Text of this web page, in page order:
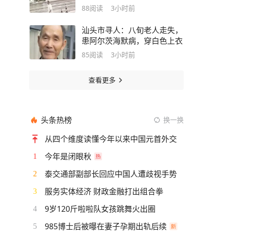
88阅读 3小时前
汕头市寻人：八旬老人走失，
患阿尔茨海默病，穿白色上衣
85阅读 3小时前
查看更多
头条热榜 换一换
从四个维度读懂今年以来中国元首外交
1 今年是闭眼秋
2 泰交通部副部长回应中国人遭歧视手势
3 服务实体经济 财政金融打出组合拳
4 9岁120斤啦啦队女孩跳舞火出圈
5 985博士后被曝在妻子孕期出轨后续